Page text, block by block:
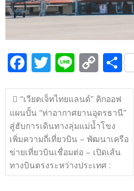
F
ac
e
b
o
o
k
T
w
itt
er
Li
n
e
C
o
p
y
Li
n
k
S
h
e
แนะแนว
เรื่อง
“เวียตเจ็ทไทยแลนด์” คิกออฟ
แผนปั้น “ท่าอากาศยานอุดรธานี”
สู่ฮับการเดินทางลุ่มแม่น้ำโขง
เพิ่มความถี่เที่ยวบิน – พัฒนาเครือ
ข่ายเที่ยวบินเชื่อมต่อ – เปิดเส้น
ทางบินตรงระหว่างประเทศ :